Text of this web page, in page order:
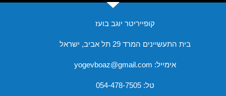
קופייריטר יוגב בועז
בית התעשיינים המרד 29 תל אביב, ישראל
אימייל: yogevboaz@gmail.com
טל:054-478-7505